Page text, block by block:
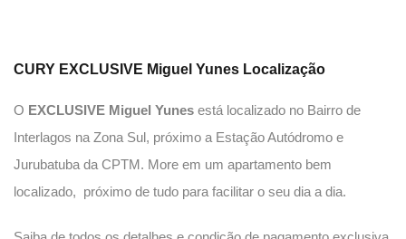
CURY EXCLUSIVE Miguel Yunes Localização
O EXCLUSIVE Miguel Yunes está localizado no Bairro de
Interlagos na Zona Sul, próximo a Estação Autódromo e
Jurubatuba da CPTM. More em um apartamento bem
localizado, próximo de tudo para facilitar o seu dia a dia.